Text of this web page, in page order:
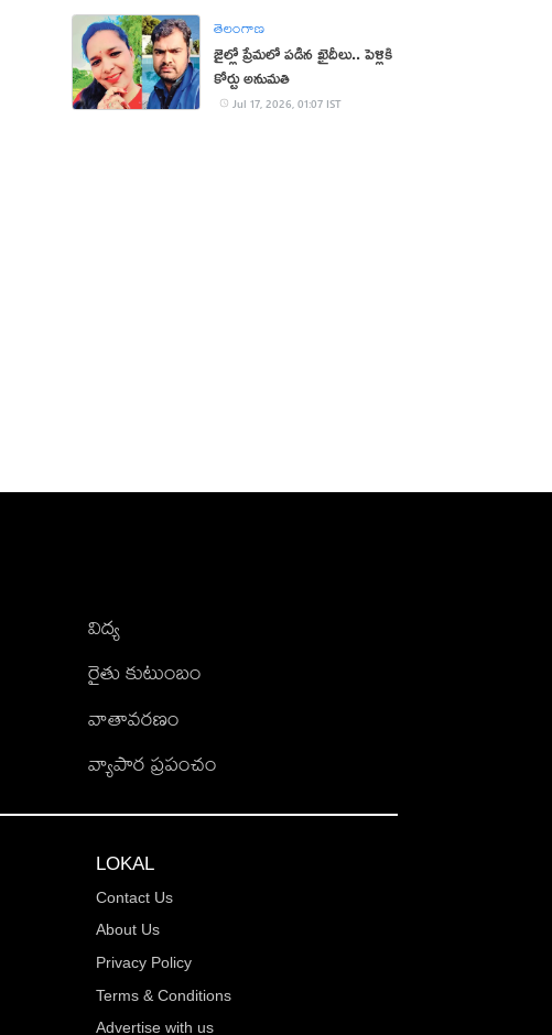
తెలంగాణ
జైల్లో ప్రేమలో పడిన ఖైదీలు.. పెళ్లికి
కోర్టు అనుమతి
Jul 17, 2026, 01:07 IST
విద్య
రైతు కుటుంబం
వాతావరణం
వ్యాపార ప్రపంచం
LOKAL
Contact Us
About Us
Privacy Policy
Terms & Conditions
Advertise with us